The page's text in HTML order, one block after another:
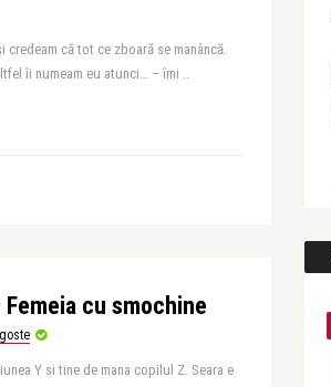
credeam că tot ce zboară se manâncă.
îi numeam eu atunci… – îmi ..
cu smochine
Y si tine de mana copilul Z. Seara e